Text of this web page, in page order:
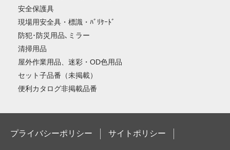
安全保護具
現場用安全具・標識・ﾊﾞﾘｹｰﾄﾞ
防犯･防災用品､ミラー
清掃用品
屋外作業用品、迷彩・OD色用品
セット子品番（未掲載）
便利カタログ非掲載品番
プライバシーポリシー サイトポリシー